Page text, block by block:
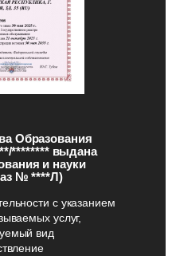
Образования
******** выдана
и науки
№ ****Л)
с указанием
услуг,
вид